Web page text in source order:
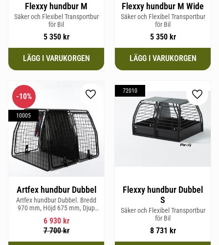
Flexxy hundbur M
Säker och Flexibel Transportbur
för Bil
5 350kr
Flexxy hundbur M Wide
Säker och Flexibel Transportbur
för Bil
5 350kr
Artfex hundbur Dubbel
Artfex hundbur Dubbel. Bredd
970 mm, Höjd 675 mm, Djup
6 930kr
7 700kr
10%
10005
Lägg till i favoriter
Flexxy hundbur Dubbel
S
Säker och Flexibel Transportbur
för Bil
8 731 kr
72010
Lägg